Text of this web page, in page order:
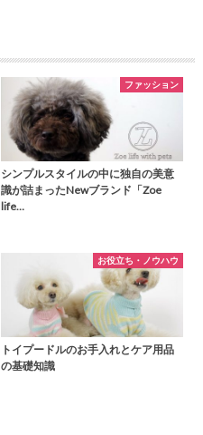
ファッション
シンプルスタイルの中に独自の美意
識が詰まったNewブランド「Zoe
life…
お役立ち・ノウハウ
トイプードルのお手入れとケア用品
の基礎知識